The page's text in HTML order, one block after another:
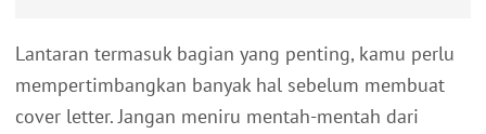
Lantaran termasuk bagian yang penting, kamu perlu
mempertimbangkan banyak hal sebelum membuat
cover letter. Jangan meniru mentah-mentah dari